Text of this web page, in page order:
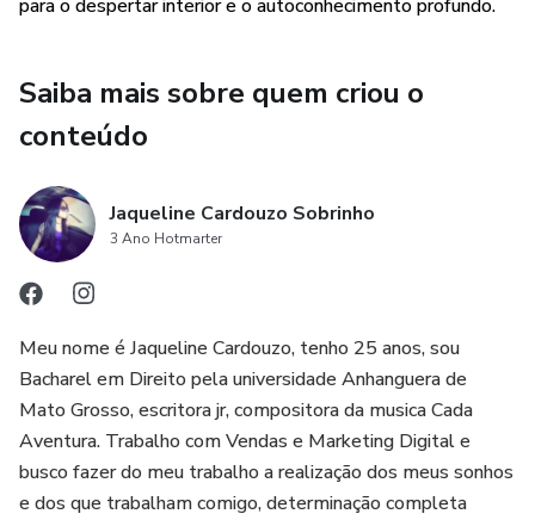
para o despertar interior e o autoconhecimento profundo.
Saiba mais sobre quem criou o
conteúdo
Jaqueline Cardouzo Sobrinho
3 Ano Hotmarter
Meu nome é Jaqueline Cardouzo, tenho 25 anos, sou
Bacharel em Direito pela universidade Anhanguera de
Mato Grosso, escritora jr, compositora da musica Cada
Aventura. Trabalho com Vendas e Marketing Digital e
busco fazer do meu trabalho a realização dos meus sonhos
e dos que trabalham comigo, determinação completa